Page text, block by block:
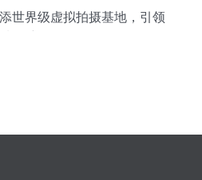
世界级虚拟拍摄基地，引领